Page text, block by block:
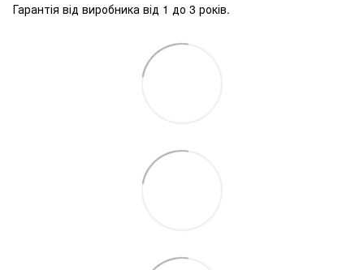
Гарантія від виробника від 1 до 3 років.